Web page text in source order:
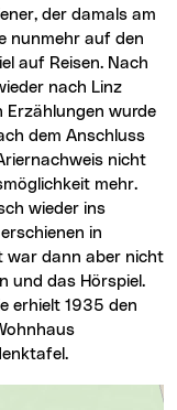
der damals am
nunmehr auf den
auf Reisen. Nach
nach Linz
Erzählungen wurde
dem Anschluss
nicht
mehr.
wieder ins
in
war dann aber nicht
und das Hörspiel.
erhielt 1935 den